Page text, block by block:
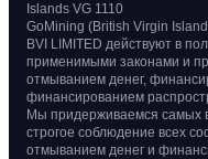
Islands VG 1110
GoMining (British Virgin
BVI LIMITED действуют в
применимыми законами и
отмыванием денег,
финансированием
Мы придерживаемся самых
строгое соблюдение всех
отмыванием денег и